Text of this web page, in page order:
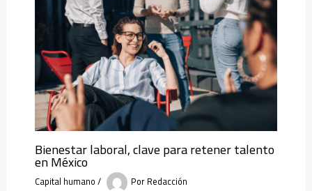
Bienestar laboral, clave para retener talento
en México
Capital humano/ PorRedacción